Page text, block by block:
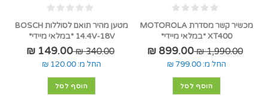
מכשיר קשר מסדרת MOTOROLA
XT400 *במלאי מיידי*
1,990.00 ₪
899.00 ₪
החל מ: 799.00 ₪
הוסף לסל
מטען מהיר תואם לסוללות BOSCH
14.4V-18V *במלאי מיידי*
340.00 ₪
149.00 ₪
החל מ: 120.00 ₪
הוסף לסל